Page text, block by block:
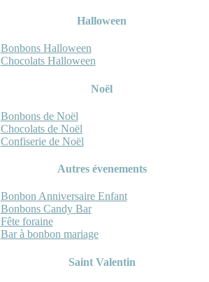
Halloween
Bonbons Halloween
Chocolats Halloween
Noël
Bonbons de Noël
Chocolats de Noël
Confiserie de Noël
Autres évenements
Bonbon Anniversaire Enfant
Bonbons Candy Bar
Fête foraine
Bar à bonbon mariage
Saint Valentin